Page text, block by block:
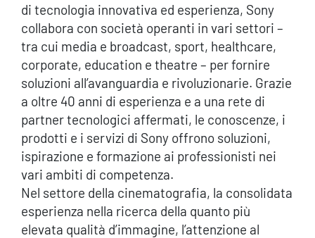
di tecnologia innovativa ed esperienza, Sony
collabora con società operanti in vari settori –
tra cui media e broadcast, sport, healthcare,
corporate, education e theatre – per fornire
soluzioni all’avanguardia e rivoluzionarie. Grazie
a oltre 40 anni di esperienza e a una rete di
partner tecnologici affermati, le conoscenze, i
prodotti e i servizi di Sony offrono soluzioni,
ispirazione e formazione ai professionisti nei
vari ambiti di competenza.
Nel settore della cinematografia, la consolidata
esperienza nella ricerca della quanto più
elevata qualità d’immagine, l’attenzione al